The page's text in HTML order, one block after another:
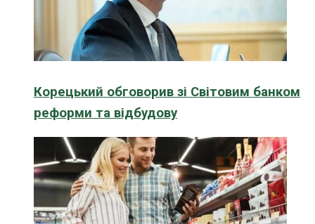
Корецький обговорив зі Світовим банком
реформи та відбудову